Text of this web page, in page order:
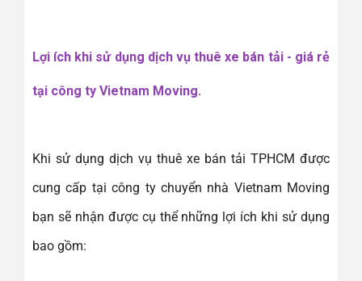
Lợi ích khi sử dụng dịch vụ thuê xe bán tải - giá rẻ
tại công ty Vietnam Moving.
Khi sử dụng dịch vụ thuê xe bán tải TPHCM được
cung cấp tại công ty chuyển nhà Vietnam Moving
bạn sẽ nhận được cụ thể những lợi ích khi sử dụng
bao gồm: